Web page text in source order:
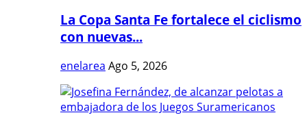
La Copa Santa Fe fortalece el ciclismo
con nuevas...
enelarea Ago 5, 2026